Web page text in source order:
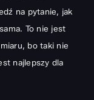
na pytanie, jak
To nie jest
bo taki nie
najlepszy dla